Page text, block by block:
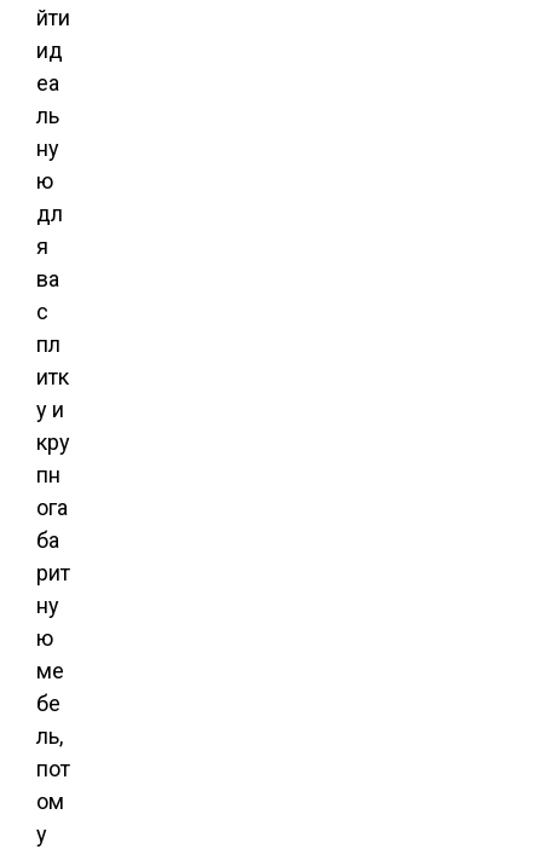
йти
ид
еа
ль
ну
ю
дл
я
ва
с
пл
итк
у и
кру
пн
ога
ба
рит
ну
ю
ме
бе
ль,
пот
ом
у